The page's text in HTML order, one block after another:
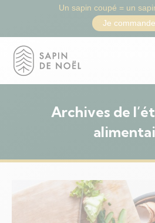
Archives de
Un sapin coupé = un
Je